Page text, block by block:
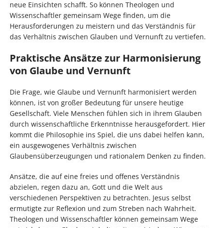
neue Einsichten schafft. So können Theologen und
Wissenschaftler gemeinsam Wege finden, um die
Herausforderungen zu meistern und das Verständnis für
das Verhältnis zwischen Glauben und Vernunft zu vertiefen.
Praktische Ansätze zur Harmonisierung
von Glaube und Vernunft
Die Frage, wie Glaube und Vernunft harmonisiert werden
können, ist von großer Bedeutung für unsere heutige
Gesellschaft. Viele Menschen fühlen sich in ihrem Glauben
durch wissenschaftliche Erkenntnisse herausgefordert. Hier
kommt die Philosophie ins Spiel, die uns dabei helfen kann,
ein ausgewogenes Verhältnis zwischen
Glaubensüberzeugungen und rationalem Denken zu finden.
Ansätze, die auf eine freies und offenes Verständnis
abzielen, regen dazu an, Gott und die Welt aus
verschiedenen Perspektiven zu betrachten. Jesus selbst
ermutigte zur Reflexion und zum Streben nach Wahrheit.
Theologen und Wissenschaftler können gemeinsam Wege